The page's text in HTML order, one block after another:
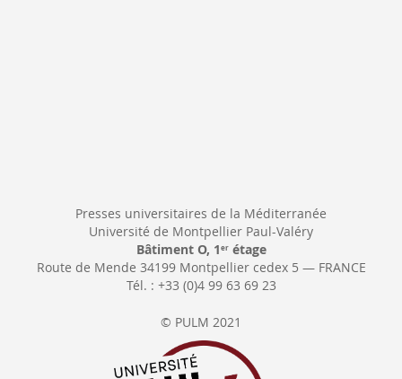
Presses universitaires de la Méditerranée
Université de Montpellier Paul-Valéry
Bâtiment O, 1 erétage
Route de Mende 34199 Montpellier cedex 5 — FRANCE
Tél. : +33 (0)4 99 63 69 23
© PULM 2021